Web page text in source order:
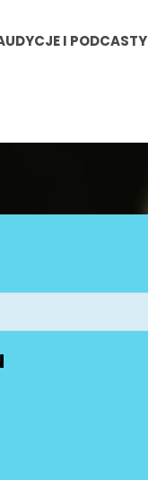
I PODCASTY